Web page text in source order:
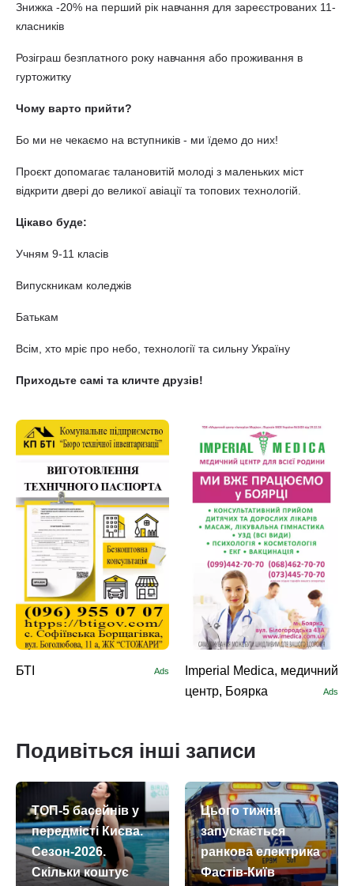
Знижка -20% на перший рік навчання для зареєстрованих 11-
класників
Розіграш безплатного року навчання або проживання в
гуртожитку
Чому варто прийти?
Бо ми не чекаємо на вступників - ми їдемо до них!
Проєкт допомагає талановитій молоді з маленьких міст
відкрити двері до великої авіації та топових технологій.
Цікаво буде:
Учням 9-11 класів
Випускникам коледжів
Батькам
Всім, хто мріє про небо, технології та сильну Україну
Приходьте самі та кличте друзів!
БТІ Ads
Imperial Medica, медичний
центр, Боярка
Ads
Подивіться інші записи
ТОП-5 басейнів у
передмісті Києва.
Сезон-2026.
Скільки коштує
Цього тижня
запускається
ранкова електрика
Фастів-Київ